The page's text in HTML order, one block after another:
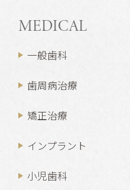
MEDICAL
一般歯科
歯周病治療
矯正治療
インプラント
小児歯科